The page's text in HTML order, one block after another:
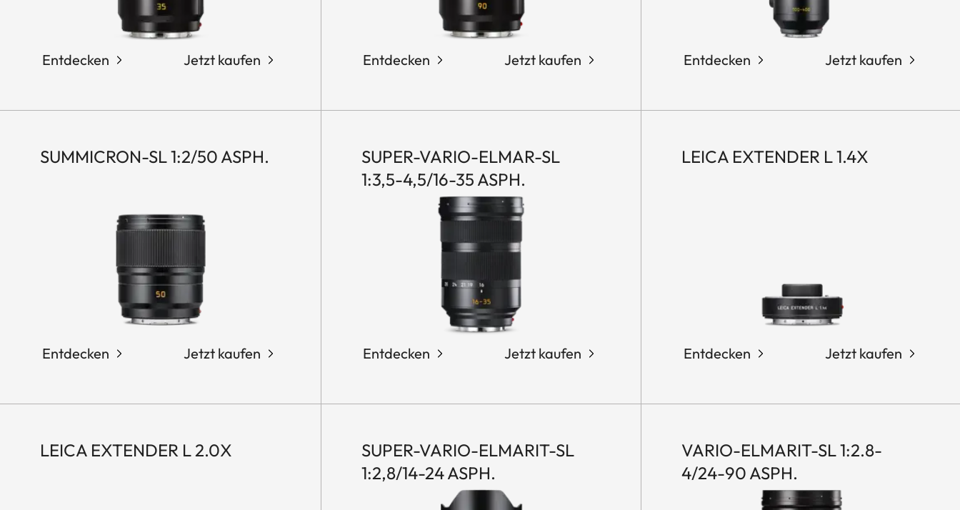
Entdecken Jetzt kaufen Entdecken Jetzt kaufen Entdecken Jetzt kaufen
SUMMICRON-SL 1:2/50 ASPH.
Entdecken Jetzt kaufen
SUPER-VARIO-ELMAR-SL
1:3,5-4,5/16-35 ASPH.
Entdecken Jetzt kaufen
LEICA EXTENDER L 1.4X
Entdecken Jetzt kaufen
LEICA EXTENDER L 2.0X
SUPER-VARIO-ELMARIT-SL
1:2,8/14-24 ASPH.
VARIO-ELMARIT-SL 1:2.8-
4/24-90 ASPH.